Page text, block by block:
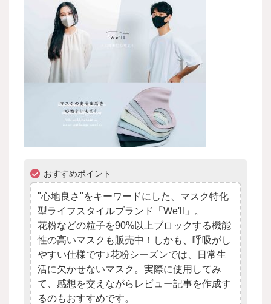
おすすめポイント
"心地良さ"をキーワードにした、マスク特化
型ライフスタイルブランド「We'll」。
花粉などの粒子を90%以上ブロックする機能
性の高いマスクも販売中！しかも、呼吸がし
やすい仕様です♪花粉シーズンでは、日常生
活に欠かせないマスク。実際に使用してみ
て、感想を交えながらレビュー記事を作成す
るのもおすすめです。